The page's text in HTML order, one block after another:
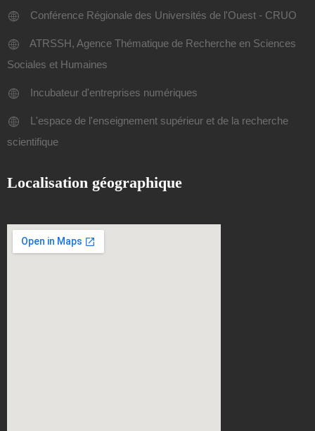
Conférence Régionale des Universités de l'Ouest - CRUO
ATRSSH, Agence Thématique de Recherche en Sciences
Sociales et Humaines
Incubateur d'entreprises numériques
L'espace de l'enseignement supérieur et de la recherche
scientifique
Localisation géographique